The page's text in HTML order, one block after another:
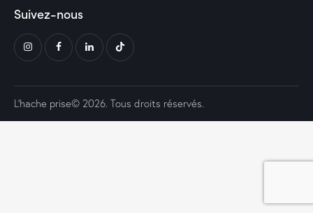
Suivez-nous
L’hache prise© 2026. Tous droits réservés.